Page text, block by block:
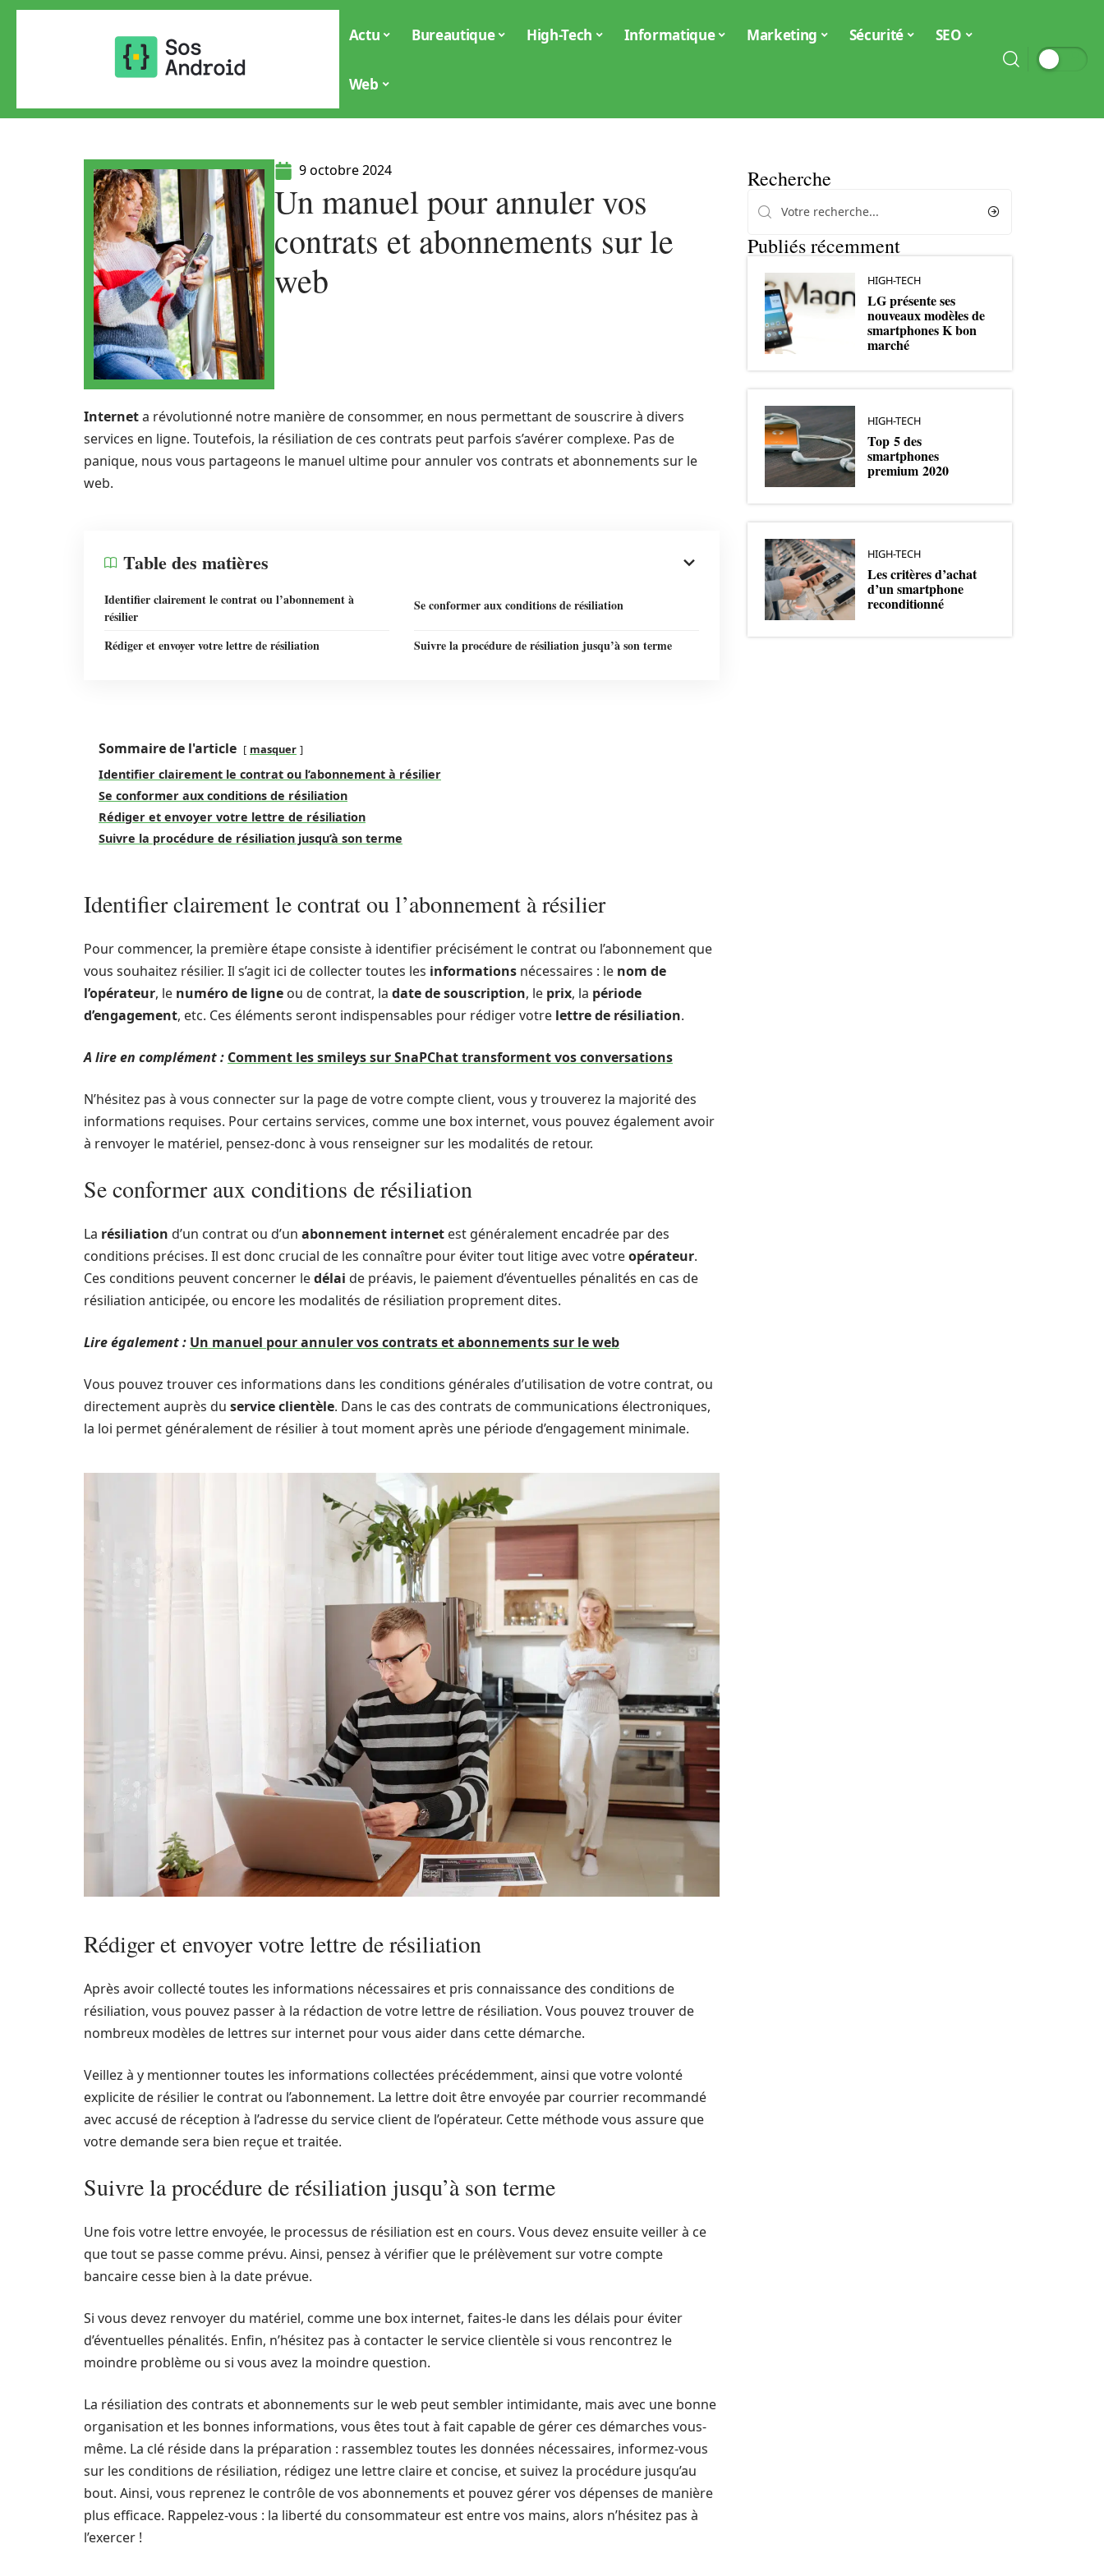
Actu Bureautique High-Tech Informatique Marketing Sécurité SEO
Web
9 octobre 2024
Un manuel pour annuler vos
contrats et abonnements sur le
web
Interneta révolutionné notre manière de consommer, en nous permettant de souscrire à divers
services en ligne. Toutefois, la résiliation de ces contrats peut parfois s’avérer complexe. Pas de
panique, nous vous partageons le manuel ultime pour annuler vos contrats et abonnements sur le
web.
Table des matières
Identifier clairement le contrat ou l’abonnement à
résilier
Se conformer aux conditions de résiliation
Rédiger et envoyer votre lettre de résiliation Suivre la procédure de résiliation jusqu’à son terme
Sommaire de l'article masquer
Identifier clairement le contrat ou l’abonnement à résilier
Se conformer aux conditions de résiliation
Rédiger et envoyer votre lettre de résiliation
Suivre la procédure de résiliation jusqu’à son terme
Identifier clairement le contrat ou l’abonnement à résilier
Pour commencer, la première étape consiste à identifier précisément le contrat ou l’abonnement que
vous souhaitez résilier. Il s’agit ici de collecter toutes les informations nécessaires : le nom de
l’opérateur, le numéro de ligne ou de contrat, la date de souscription, le prix, la période
d’engagement, etc. Ces éléments seront indispensables pour rédiger votre lettre de résiliation.
A lire en complément : Comment les smileys sur SnaPChat transforment vos conversations
N’hésitez pas à vous connecter sur la page de votre compte client, vous y trouverez la majorité des
informations requises. Pour certains services, comme une box internet, vous pouvez également avoir
à renvoyer le matériel, pensez-donc à vous renseigner sur les modalités de retour.
Se conformer aux conditions de résiliation
La résiliation d’un contrat ou d’un abonnement internet est généralement encadrée par des
conditions précises. Il est donc crucial de les connaître pour éviter tout litige avec votreopérateur.
Ces conditions peuvent concerner ledélai de préavis, le paiement d’éventuelles pénalités en cas de
résiliation anticipée, ou encore les modalités de résiliation proprement dites.
Lire également : Un manuel pour annuler vos contrats et abonnements sur le web
Vous pouvez trouver ces informations dans les conditions générales d’utilisation de votre contrat, ou
directement auprès du service clientèle. Dans le cas des contrats de communications électroniques,
la loi permet généralement de résilier à tout moment après une période d’engagement minimale.
Rédiger et envoyer votre lettre de résiliation
Après avoir collecté toutes les informations nécessaires et pris connaissance des conditions de
résiliation, vous pouvez passer à la rédaction de votre lettre de résiliation. Vous pouvez trouver de
nombreux modèles de lettres sur internet pour vous aider dans cette démarche.
Veillez à y mentionner toutes les informations collectées précédemment, ainsi que votre volonté
explicite de résilier le contrat ou l’abonnement. La lettre doit être envoyée par courrier recommandé
avec accusé de réception à l’adresse du service client de l’opérateur. Cette méthode vous assure que
votre demande sera bien reçue et traitée.
Suivre la procédure de résiliation jusqu’à son terme
Une fois votre lettre envoyée, le processus de résiliation est en cours. Vous devez ensuite veiller à ce
que tout se passe comme prévu. Ainsi, pensez à vérifier que le prélèvement sur votre compte
bancaire cesse bien à la date prévue.
Si vous devez renvoyer du matériel, comme une box internet, faites-le dans les délais pour éviter
d’éventuelles pénalités. Enfin, n’hésitez pas à contacter le service clientèle si vous rencontrez le
moindre problème ou si vous avez la moindre question.
La résiliation des contrats et abonnements sur le web peut sembler intimidante, mais avec une bonne
organisation et les bonnes informations, vous êtes tout à fait capable de gérer ces démarches vous-
même. La clé réside dans la préparation : rassemblez toutes les données nécessaires, informez-vous
sur les conditions de résiliation, rédigez une lettre claire et concise, et suivez la procédure jusqu’au
bout. Ainsi, vous reprenez le contrôle de vos abonnements et pouvez gérer vos dépenses de manière
plus efficace. Rappelez-vous : la liberté du consommateur est entre vos mains, alors n’hésitez pas à
l’exercer !
Recherche
Publiés récemment
HIGH-TECH
LG présente ses
nouveaux modèles de
smartphones K bon
marché
HIGH-TECH
Top 5 des
smartphones
premium 2020
HIGH-TECH
Les critères d’achat
d’un smartphone
reconditionné